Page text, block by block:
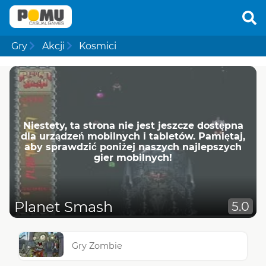
Gry Akcji Kosmici
Niestety, ta strona nie jest jeszcze dostępna
dla urządzeń mobilnych i tabletów. Pamiętaj,
aby sprawdzić poniżej naszych najlepszych
gier mobilnych!
Planet Smash 5.0
Gry Zombie